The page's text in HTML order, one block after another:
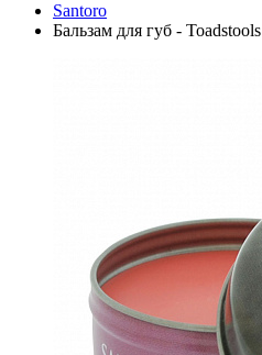
Santoro
Бальзам для губ - Toadstools